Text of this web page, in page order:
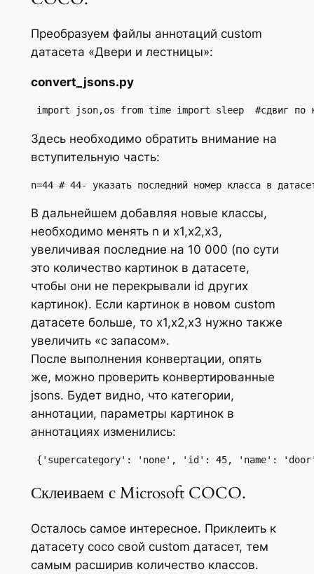
Преобразуем файлы аннотаций custom
датасета «Двери и лестницы»:
convert_jsons.py
import json,os from time import sleep  #сдвиг
Здесь необходимо обратить внимание на
вступительную часть:
n=44 # 44- указать последний номер класса в
В дальнейшем добавляя новые классы,
необходимо менять n и x1,x2,x3,
увеличивая последние на 10 000 (по сути
это количество картинок в датасете,
чтобы они не перекрывали id других
картинок). Если картинок в новом custom
датасете больше, то x1,x2,x3 нужно также
увеличить «с запасом».
После выполнения конвертации, опять
же, можно проверить конвертированные
jsons. Будет видно, что категории,
аннотации, параметры картинок в
аннотациях изменились:
{'supercategory': 'none', 'id': 45, 'name':
Склеиваем с Microsoft COCO.
Осталось самое интересное. Приклеить к
датасету coco свой custom датасет, тем
самым расширив количество классов.